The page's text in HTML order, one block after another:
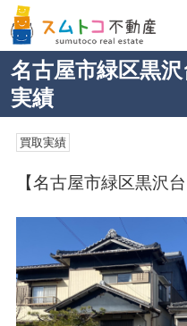
名古屋市緑区黒
実績
買取実績
【名古屋市緑区黒沢